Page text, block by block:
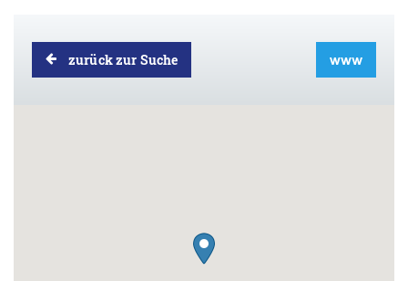
zurück zur Suche